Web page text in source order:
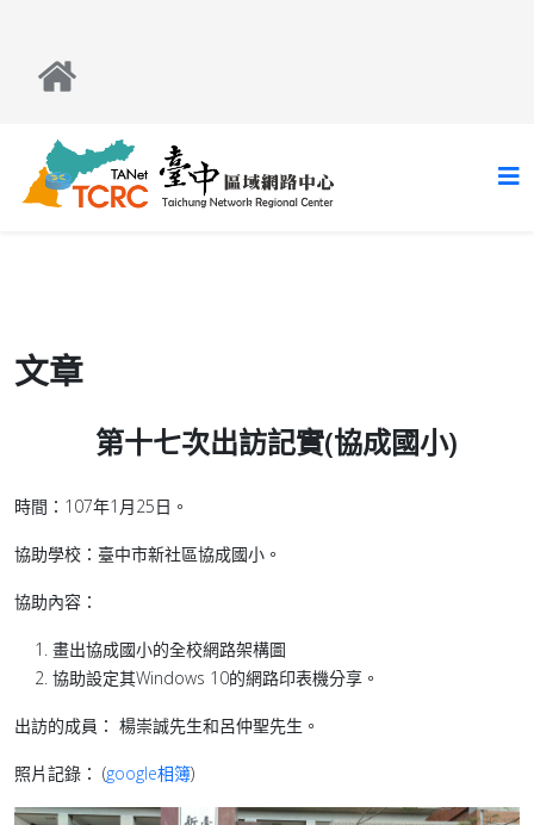
文章
第十七次出訪記實(協成國小)
時間：107年1月25日。
協助學校：臺中市新社區協成國小。
協助內容：
畫出協成國小的全校網路架構圖
協助設定其Windows 10的網路印表機分享。
出訪的成員： 楊崇誠先生和呂仲聖先生。
照片記錄： (google相簿)